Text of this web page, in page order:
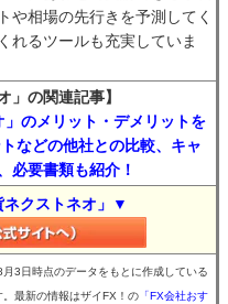
や相場の先行きを予測してく
れるツールも充実していま
」の関連記事】
のメリット・デメリットを
などの他社との比較、キャ
必要書類も紹介！
クストネオ」▼
3日時点のデータをもとに作成している
最新の情報はザイFX！の 「FX会社おす